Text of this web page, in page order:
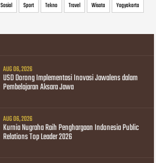
Sosial Sport Tekno Travel Wisata Yogyakarta
AUG 06, 2026
USD Dorong Implementasi Inovasi Jawalens dalam
Pembelajaran Aksara Jawa
AUG 06, 2026
Kurnia Nugraha Raih Penghargaan Indonesia Public
Relations Top Leader 2026